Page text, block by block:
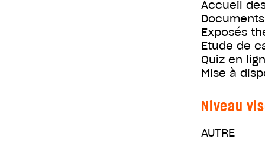
Accueil
Exposés
Etude de
Quiz en
Mise à
Niveau
AUTRE